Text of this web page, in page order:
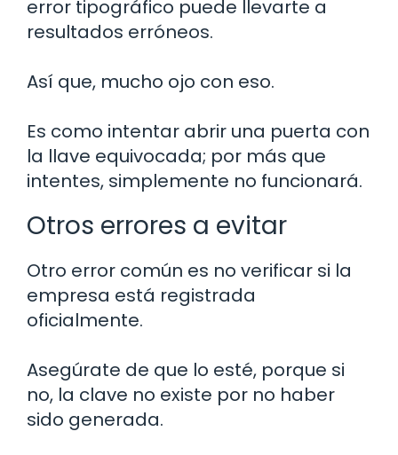
error tipográfico puede llevarte a
resultados erróneos.
Así que, mucho ojo con eso.
Es como intentar abrir una puerta con
la llave equivocada; por más que
intentes, simplemente no funcionará.
Otros errores a evitar
Otro error común es no verificar si la
empresa está registrada
oficialmente.
Asegúrate de que lo esté, porque si
no, la clave no existe por no haber
sido generada.